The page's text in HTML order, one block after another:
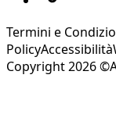
Termini e
PolicyAccessibilità
Copyright 2026